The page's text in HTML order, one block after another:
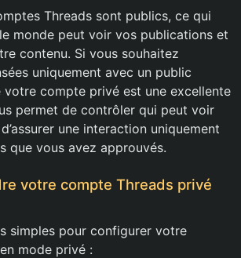
Threads sont publics, ce qui
monde peut voir vos publications et
contenu. Si vous souhaitez
uniquement avec un public
votre compte privé est une excellente
permet de contrôler qui peut voir
une interaction uniquement
que vous avez approuvés.
votre compte Threads privé
simples pour configurer votre
mode privé :